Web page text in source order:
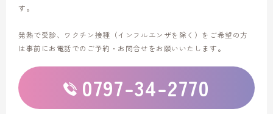
す。
発熱で受診、ワクチン接種（インフルエンザを除く）をご希望の方
は事前にお電話でのご予約・お問合せをお願いいたします。
0797-34-2770